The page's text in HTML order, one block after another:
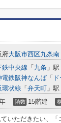
府大阪市西区九条南
鉄中央線 「 九条 」
電鉄阪神なんば 「
環状線 「 弁天町 」
階数 15階建
いただきたい、